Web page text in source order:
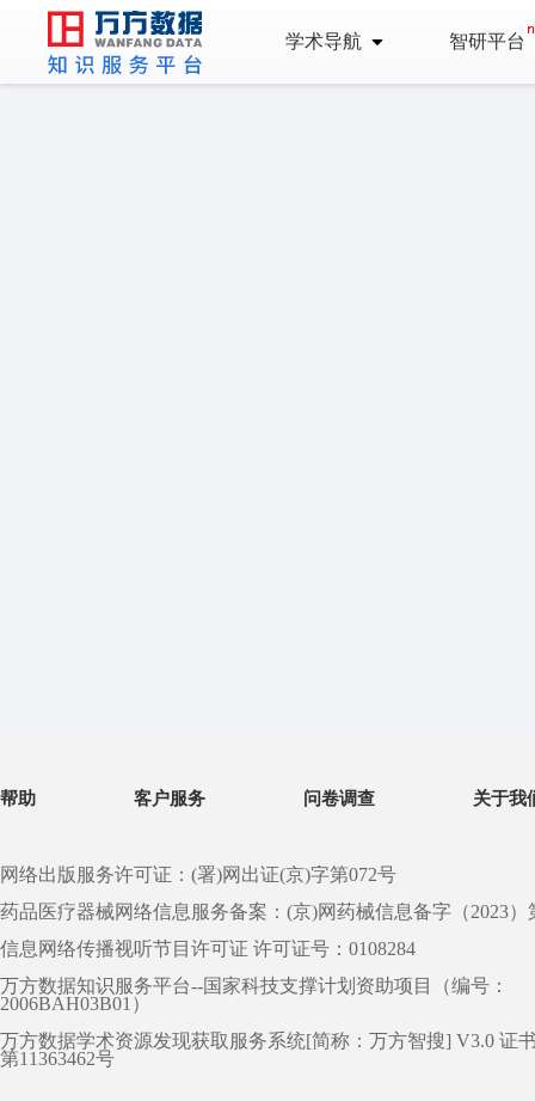
学术导航 智研平台
帮助 客户服务 问卷调查 关于我
网络出版服务许可证：(署)网出证(京)字第072号
药品医疗器械网络信息服务备案：(京)网药械信息备字（2023）
信息网络传播视听节目许可证 许可证号：0108284
万方数据知识服务平台--国家科技支撑计划资助项目（编号：
2006BAH03B01）
万方数据学术资源发现获取服务系统[简称：万方智搜] V3.0 证
第11363462号